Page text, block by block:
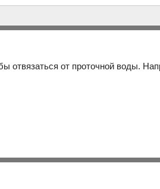
отвязаться от проточной воды.